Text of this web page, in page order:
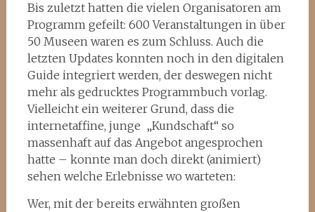
Bis zuletzt hatten die vielen Organisatoren am
Programm gefeilt: 600 Veranstaltungen in über
50 Museen waren es zum Schluss. Auch die
letzten Updates konnten noch in den digitalen
Guide integriert werden, der deswegen nicht
mehr als gedrucktes Programmbuch vorlag.
Vielleicht ein weiterer Grund, dass die
internetaffine, junge „Kundschaft“ so
massenhaft auf das Angebot angesprochen
hatte – konnte man doch direkt (animiert)
sehen welche Erlebnisse wo warteten:
Wer, mit der bereits erwähnten großen